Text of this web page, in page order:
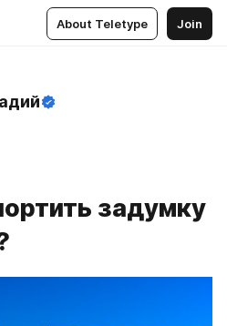
About Teletype Join
задумку